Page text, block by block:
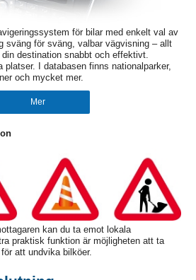
för bilar med enkelt val av
sväng för sväng, valbar vägvisning – allt
destination snabbt och effektivt.
platser. I databasen finns nationalparker,
och mycket mer.
Mer
kan du ta emot lokala
praktisk funktion är möjligheten att ta
att undvika bilköer.